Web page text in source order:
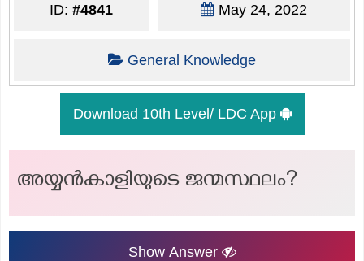
ID:#4841 May 24, 2022
General Knowledge
Download 10th Level/ LDC App
അയ്യൻകാളിയുടെ ജന്മസ്ഥലം?
Show Answer